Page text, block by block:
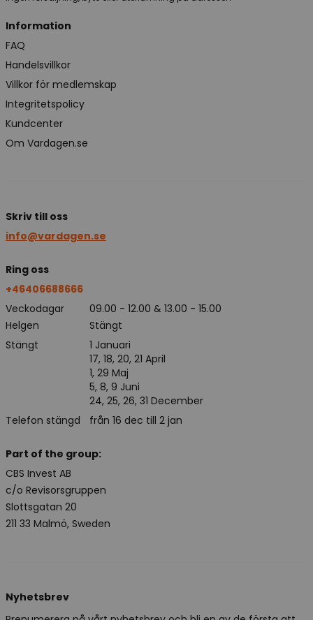
Information
FAQ
Handelsvillkor
Villkor för medlemskap
Integritetspolicy
Kundcenter
Om Vardagen.se
Skriv till oss
info@vardagen.se
Ring oss
+46406688666
Veckodagar
09.00 - 12.00 & 13.00 - 15.00
Helgen
Stängt
Stängt
Telefon stängd
1 Januari
17, 18, 20, 21 April
1, 29 Maj
5, 8, 9 Juni
24, 25, 26, 31 December
från 16 dec till 2 jan
Part of the group:
CBS Invest AB
c/o Revisorsgruppen
Slottsgatan 20
211 33 Malmö, Sweden
Nyhetsbrev